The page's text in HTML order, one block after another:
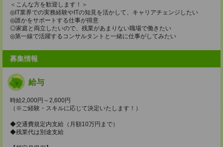
＜こんな方を歓迎します！＞
◎IT業界での実務経験やITの知見を活かして、キャリアチェンジしたい
◎誰かをサポートする仕事が得意
◎家庭と両立したいので、残業があまりない職場で働きたい
◎第一線で活躍するコンサルタントと一緒に仕事がしてみたい
募集情報
給与
時給2,000円～2,600円
（※ご経験・スキルに応じて決定いたします！）
◆交通費規定内支給（月額10万円まで）
◆残業代は別途支給